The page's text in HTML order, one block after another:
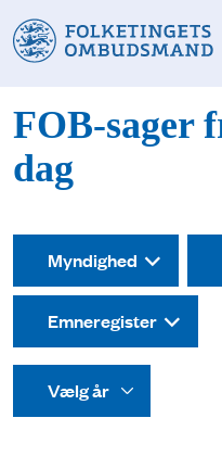
FOB-sager
dag
Myndighed
Emneregister